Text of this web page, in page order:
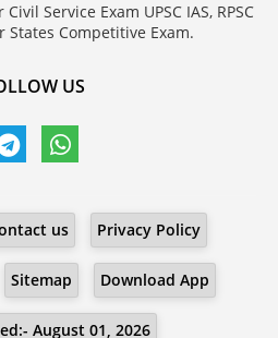
Service Exam UPSC IAS, RPSC
States Competitive Exam.
US
us Privacy Policy
Sitemap Download App
August 01, 2026